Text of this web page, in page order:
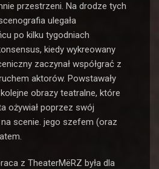
przestrzeni. Na drodze tych
ulegała
po kilku tygodniach
kiedy wykreowany
zaczynał współgrać z
aktorów. Powstawały
obrazy teatralne, które
ożywiał poprzez swój
scenie. jego szefem (oraz
z TheaterMëRZ była dla